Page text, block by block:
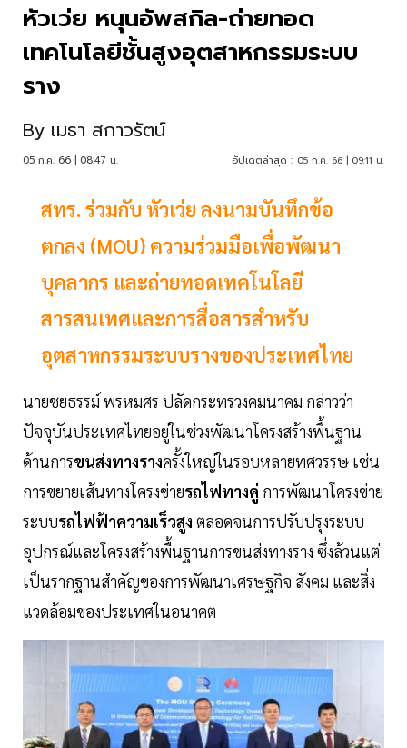
หัวเว่ย หนุนอัพสกิล-ถ่ายทอด
เทคโนโลยีชั้นสูงอุตสาหกรรมระบบ
ราง
By เมธา สกาวรัตน์
05 ก.ค. 66 | 08:47 น. อัปเดตล่าสุด : 05 ก.ค. 66 | 09:11 น.
สทร. ร่วมกับ หัวเว่ย ลงนามบันทึกข้อ
ตกลง (MOU) ความร่วมมือเพื่อพัฒนา
บุคลากร และถ่ายทอดเทคโนโลยี
สารสนเทศและการสื่อสารสำหรับ
อุตสาหกรรมระบบรางของประเทศไทย
นายชยธรรม์ พรหมศร ปลัดกระทรวงคมนาคม กล่าวว่า
ปัจจุบันประเทศไทยอยู่ในช่วงพัฒนาโครงสร้างพื้นฐาน
ด้านการขนส่งทางรางครั้งใหญ่ในรอบหลายทศวรรษ เช่น
การขยายเส้นทางโครงข่ายรถไฟทางคู่ การพัฒนาโครงข่าย
ระบบรถไฟฟ้าความเร็วสูง ตลอดจนการปรับปรุงระบบ
อุปกรณ์และโครงสร้างพื้นฐานการขนส่งทางราง ซึ่งล้วนแต่
เป็นรากฐานสำคัญของการพัฒนาเศรษฐกิจ สังคม และสิ่ง
แวดล้อมของประเทศในอนาคต